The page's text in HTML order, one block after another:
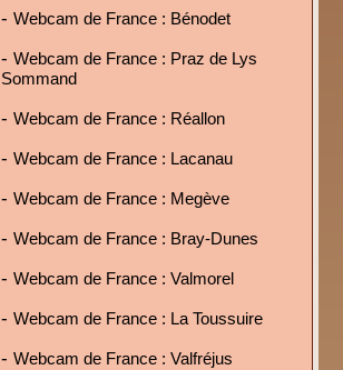
- Webcam de France : Bénodet
- Webcam de France : Praz de Lys
Sommand
- Webcam de France : Réallon
- Webcam de France : Lacanau
- Webcam de France : Megève
- Webcam de France : Bray-Dunes
- Webcam de France : Valmorel
- Webcam de France : La Toussuire
- Webcam de France : Valfréjus